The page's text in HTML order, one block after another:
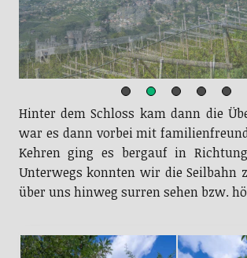
Hinter dem Schloss kam dann die
war es dann vorbei mit
Kehren ging es bergauf in
Unterwegs konnten wir die Seilbahn
über uns hinweg surren sehen bzw.